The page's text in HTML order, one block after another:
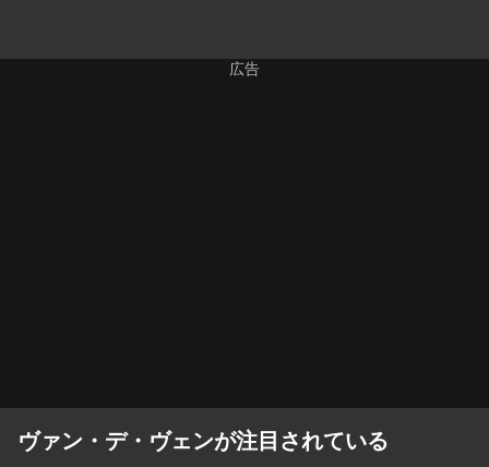
ヴァン・デ・ヴェンが注目されている